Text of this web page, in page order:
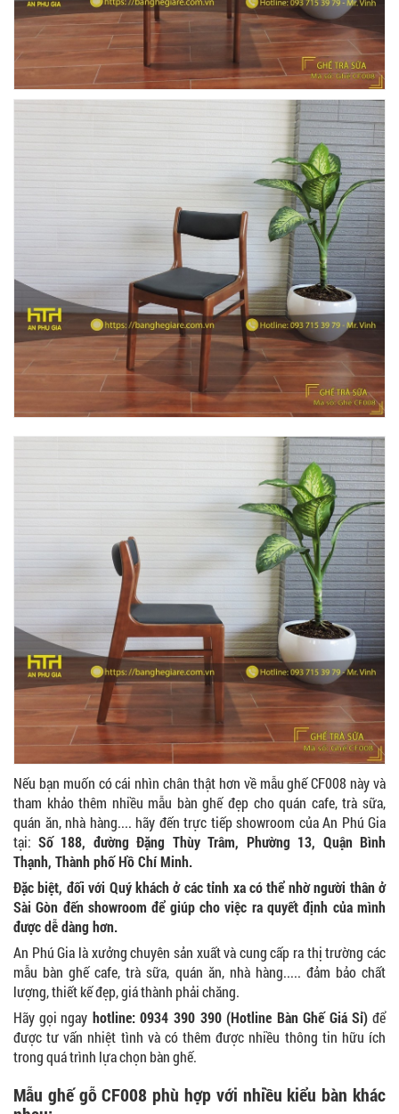
Nếu bạn muốn có cái nhìn chân thật hơn về mẫu ghế CF008 này và
tham khảo thêm nhiều mẫu bàn ghế đẹp cho quán cafe, trà sữa,
quán ăn, nhà hàng.... hãy đến trực tiếp showroom của An Phú Gia
tại: Số 188, đường Đặng Thùy Trâm, Phường 13, Quận Bình
Thạnh, Thành phố Hồ Chí Minh.
Đặc biệt, đối với Quý khách ở các tỉnh xa có thể nhờ người thân ở
Sài Gòn đến showroom để giúp cho việc ra quyết định của mình
được dễ dàng hơn.
An Phú Gia là xưởng chuyên sản xuất và cung cấp ra thị trường các
mẫu bàn ghế cafe, trà sữa, quán ăn, nhà hàng..... đảm bảo chất
lượng, thiết kế đẹp, giá thành phải chăng.
Hãy gọi ngay hotline: 0934 390 390 (Hotline Bàn Ghế Giá Sỉ) để
được tư vấn nhiệt tình và có thêm được nhiều thông tin hữu ích
trong quá trình lựa chọn bàn ghế.
Mẫu ghế gỗ CF008 phù hợp với nhiều kiểu bàn khác